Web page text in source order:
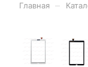
Главная